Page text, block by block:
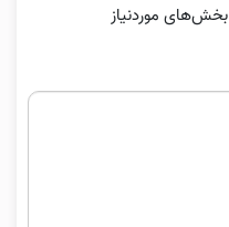
بخش‌های موردنیاز